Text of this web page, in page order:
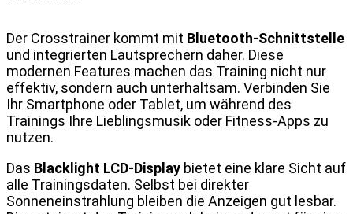
Der Crosstrainer kommt mit Bluetooth-Schnittstelle
und integrierten Lautsprechern daher. Diese
modernen Features machen das Training nicht nur
effektiv, sondern auch unterhaltsam. Verbinden Sie
Ihr Smartphone oder Tablet, um während des
Trainings Ihre Lieblingsmusik oder Fitness-Apps zu
nutzen.
Das Blacklight LCD-Display bietet eine klare Sicht auf
alle Trainingsdaten. Selbst bei direkter
Sonneneinstrahlung bleiben die Anzeigen gut lesbar.